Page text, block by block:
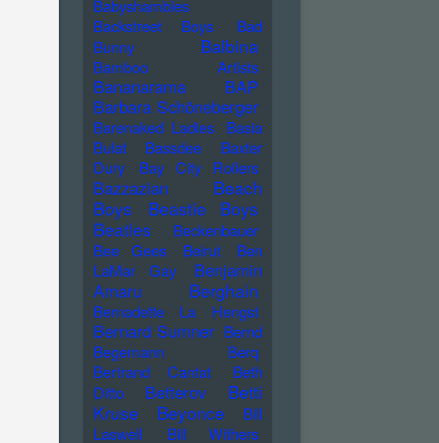
Babyshambles
Backstreet Boys
Bad
Bunny
Balbina
Bamboo Artists
Bananarama
BAP
Barbara Schöneberger
Barenaked Ladies
Basia
Bulat
Bassdee
Baxter
Dury
Bay City Rollers
Bazzazian
Beach
Boys
Beastie Boys
Beatles
Beckenbauer
Bee Gees
Beirut
Ben
LaMar Gay
Benjamin
Amaru
Berghain
Bernadette La Hengst
Bernard Sumner Bernd
Begemann
Berq
Bertrand Cantat
Beth
Ditto
Betterov
Betti
Kruse
Beyonce
Bill
Laswell
Bill Withers